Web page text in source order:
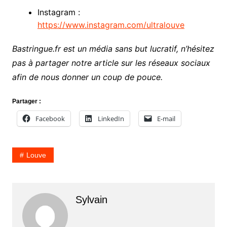
Instagram :
https://www.instagram.com/ultralouve
Bastringue.fr est un média sans but lucratif, n’hésitez
pas à partager notre article sur les réseaux sociaux
afin de nous donner un coup de pouce.
Partager :
Facebook LinkedIn E-mail
Louve
Sylvain